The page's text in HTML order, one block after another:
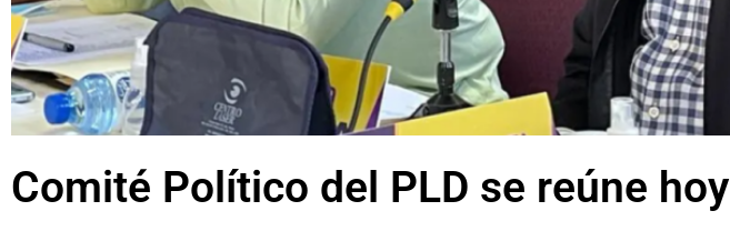
Comité Político del PLD se reúne hoy